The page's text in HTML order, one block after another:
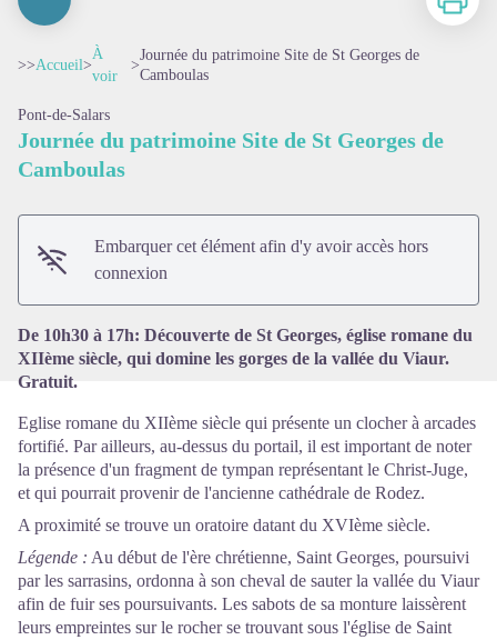
>>Accueil>
À
voir
>
Journée du patrimoine Site de St Georges de
Camboulas
Pont-de-Salars
Journée du patrimoine Site de St Georges de
Camboulas
Embarquer cet élément afin d'y avoir accès hors
connexion
De 10h30 à 17h: Découverte de St Georges, église romane du
XIIème siècle, qui domine les gorges de la vallée du Viaur.
Gratuit.
Eglise romane du XIIème siècle qui présente un clocher à arcades
fortifié. Par ailleurs, au-dessus du portail, il est important de noter
la présence d'un fragment de tympan représentant le Christ-Juge,
et qui pourrait provenir de l'ancienne cathédrale de Rodez.
A proximité se trouve un oratoire datant du XVIème siècle.
Légende : Au début de l'ère chrétienne, Saint Georges, poursuivi
par les sarrasins, ordonna à son cheval de sauter la vallée du Viaur
afin de fuir ses poursuivants. Les sabots de sa monture laissèrent
leurs empreintes sur le rocher se trouvant sous l'église de Saint